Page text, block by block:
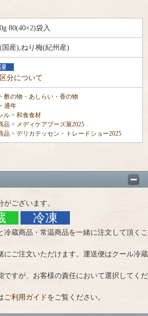
80(40×2)袋入
国産),ねり梅(紀州産)
分について
酢の物・あしらい・香の物
通年
ル > 和食食材
品 > メディケアブーズ展2025
品 > デリカテッセン・トレードショー2025
ございます。
冷凍
冷蔵商品・常温商品を一緒に注文して頂くこ
にご注文いただけます。運送便はクール冷蔵
ですが、お客様の責任において選択してくだ
ご利用ガイド をご覧ください。